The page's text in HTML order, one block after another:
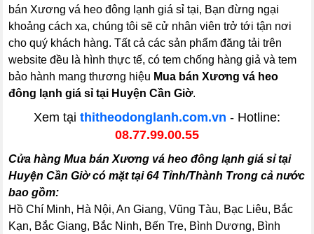
bán Xương vá heo đông lạnh giá sỉ tại, Bạn đừng ngại
khoảng cách xa, chúng tôi sẽ cử nhân viên trở tới tận nơi
cho quý khách hàng. Tất cả các sản phẩm đăng tải trên
website đều là hình thực tế, có tem chống hàng giả và tem
bảo hành mang thương hiệu Mua bán Xương vá heo
đông lạnh giá sỉ tại Huyện Cần Giờ.
Xem tại thitheodonglanh.com.vn - Hotline:
08.77.99.00.55
Cửa hàng Mua bán Xương vá heo đông lạnh giá sỉ tại
Huyện Cần Giờ có mặt tại 64 Tỉnh/Thành Trong cả nước
bao gồm:
Hồ Chí Minh, Hà Nội, An Giang, Vũng Tàu, Bạc Liêu, Bắc
Kạn, Bắc Giang, Bắc Ninh, Bến Tre, Bình Dương, Bình